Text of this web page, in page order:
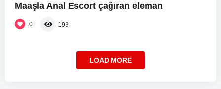
Maaşla Anal Escort çağıran eleman
0 193
LOAD MORE